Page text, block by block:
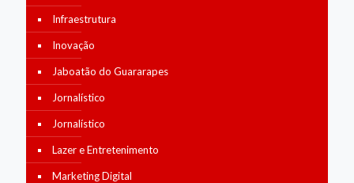
Infraestrutura
Inovação
Jaboatão do Guararapes
Jornalístico
Jornalístico
Lazer e Entretenimento
Marketing Digital